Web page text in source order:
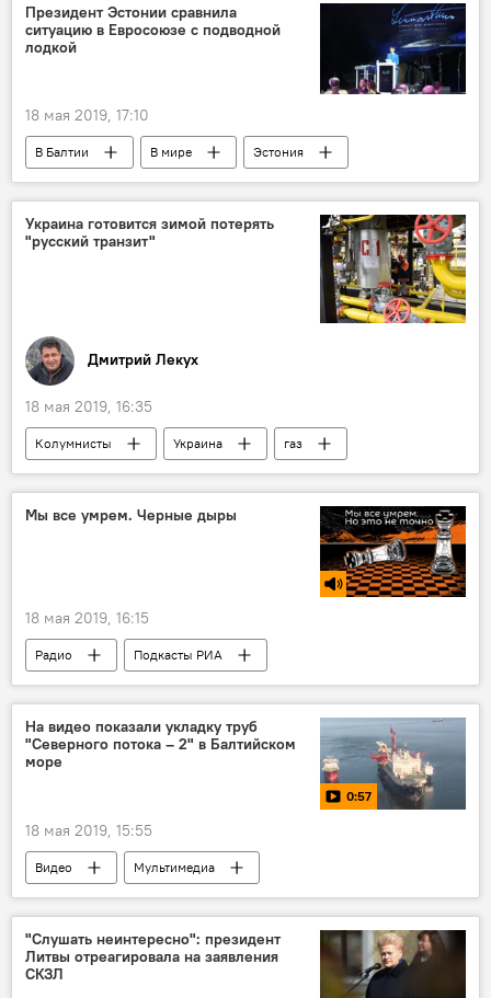
Президент Эстонии сравнила
ситуацию в Евросоюзе с подводной
лодкой
18 мая 2019, 17:10
В Балтии В мире
Эстония
Керсти Кальюлайд
Украина готовится зимой потерять
"русский транзит"
Дмитрий Лекух
18 мая 2019, 16:35
Колумнисты Украина
газ
Энергетика. LIVE
Мы все умрем. Черные дыры
18 мая 2019, 16:15
Радио Подкасты РИА
На видео показали укладку труб
"Северного потока – 2" в Балтийском
море
0:57
18 мая 2019, 15:55
Видео
Мультимедиа
Энергетика. LIVE
Балтийское море
Северный поток-2
Строительство газопровода "Северный поток - 2"
"Слушать неинтересно": президент
Литвы отреагировала на заявления
СКЗЛ